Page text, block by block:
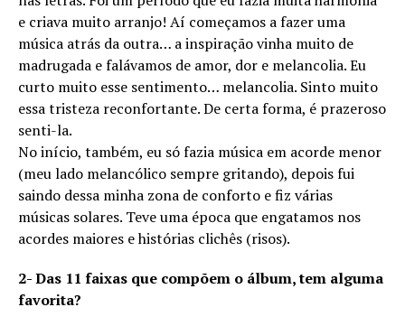
e criava muito arranjo! Aí começamos a fazer uma
música atrás da outra… a inspiração vinha muito de
madrugada e falávamos de amor, dor e melancolia. Eu
curto muito esse sentimento… melancolia. Sinto muito
essa tristeza reconfortante. De certa forma, é prazeroso
senti-la.
No início, também, eu só fazia música em acorde menor
(meu lado melancólico sempre gritando), depois fui
saindo dessa minha zona de conforto e fiz várias
músicas solares. Teve uma época que engatamos nos
acordes maiores e histórias clichês (risos).
2- Das 11 faixas que compõem o álbum, tem alguma
favorita?